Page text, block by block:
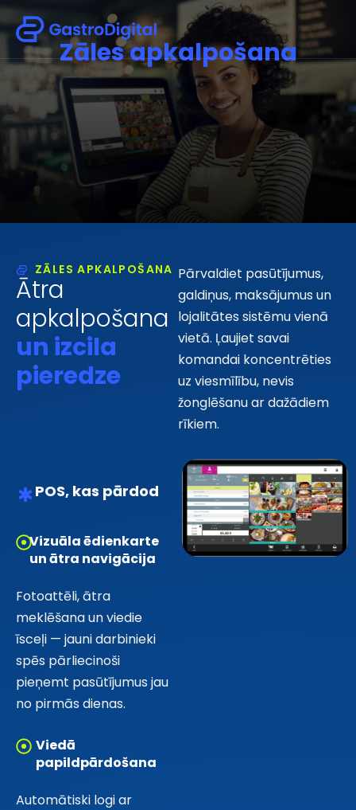
Zālesapkalpošana
ZĀLES APKALPOŠANA
Ātra
apkalpošana
un izcila
pieredze
Pārvaldiet pasūtījumus,
galdiņus, maksājumus un
lojalitātes sistēmu vienā
vietā. Ļaujiet savai
komandai koncentrēties
uz viesmīlību, nevis
žonglēšanu ar dažādiem
rīkiem.
POS, kas pārdod
Vizuāla ēdienkarte
un ātra navigācija
Fotoattēli, ātra
meklēšana un viedie
īsceļi — jauni darbinieki
spēs pārliecinoši
pieņemt pasūtījumus jau
no pirmās dienas.
Viedā
papildpārdošana
Automātiski logi ar